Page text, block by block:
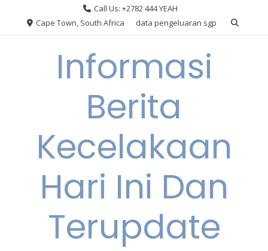
Call Us: +2782 444 YEAH
Cape Town, South Africa
data pengeluaran sgp
Informasi
Berita
Kecelakaan
Hari Ini Dan
Terupdate